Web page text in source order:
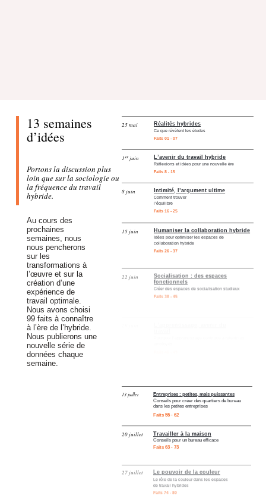
13 juillet
Entreprises : petites, mais puissantes
Conseils pour créer des quartiers de bureau
dans les petites entreprises
Faits 55 - 62
20 juillet Travailler à la maison
Conseils pour un bureau efficace
Faits 63 - 73
27 juillet Le pouvoir de la couleur
Le rôle de la couleur dans les espaces
de travail hybrides
Faits 74 - 80
25 mai Réalités hybrides
Ce que révèlent les études
Faits 01 - 07
1ᵉʳ juin L’avenir du travail hybride
Réflexions et idées pour une nouvelle ère
Faits 8 - 15
Faits 50 - 54
22 juin
Socialisation : des espaces
fonctionnels
Créer des espaces de socialisation studieux
Faits 38 - 45
15 juin Humaniser la collaboration hybride
Idées pour optimiser les espaces de
collaboration hybride
Faits 26 - 37
8 juin Intimité, l’argument ultime
Comment trouver
l’équilibre
Faits 16 - 25
13 semaines
d’idées
Portons la discussion plus
loin que sur la sociologie ou
la fréquence du travail
hybride.
Au cours des
prochaines
semaines, nous
nous pencherons
sur les
transformations à
l’œuvre et sur la
création d’une
expérience de
travail optimale.
Nous avons choisi
99 faits à connaître
à l’ère de l’hybride.
Nous publierons une
nouvelle série de
données chaque
semaine.